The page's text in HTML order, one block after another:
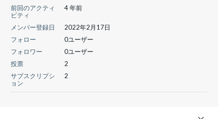
前回のアクティ
ビティ
4 年前
メンバー登録日
2022年2月17日
フォロー
0ユーザー
フォロワー
0ユーザー
投票
2
サブスクリプシ
ョン
2